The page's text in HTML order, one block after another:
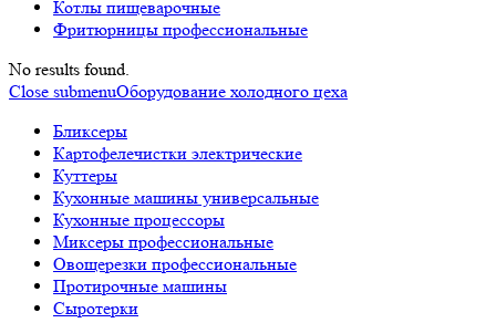
Котлы пищеварочные
Фритюрницы профессиональные
No results found.
Close submenuОборудование холодного цеха
Бликсеры
Картофелечистки электрические
Куттеры
Кухонные машины универсальные
Кухонные процессоры
Миксеры профессиональные
Овощерезки профессиональные
Протирочные машины
Сыротерки